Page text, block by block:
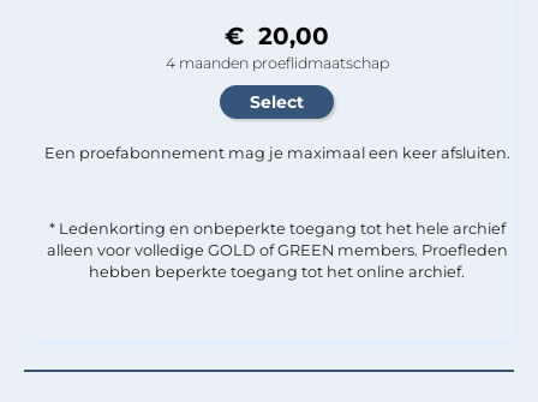
€ 20,00
4 maanden proeflidmaatschap
Een proefabonnement mag je maximaal een keer afsluiten.
* Ledenkorting en onbeperkte toegang tot het hele archief
alleen voor volledige GOLD of GREEN members. Proefleden
hebben beperkte toegang tot het online archief.